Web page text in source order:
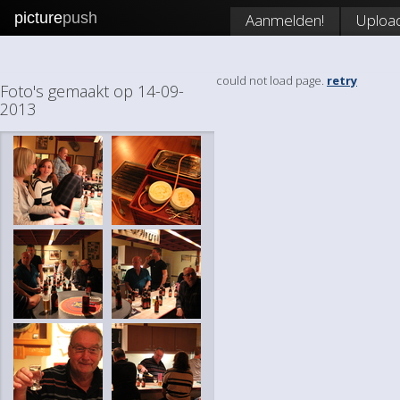
picturepush Aanmelden!
Foto's gemaakt op 14-09-
2013
could not load page. retry